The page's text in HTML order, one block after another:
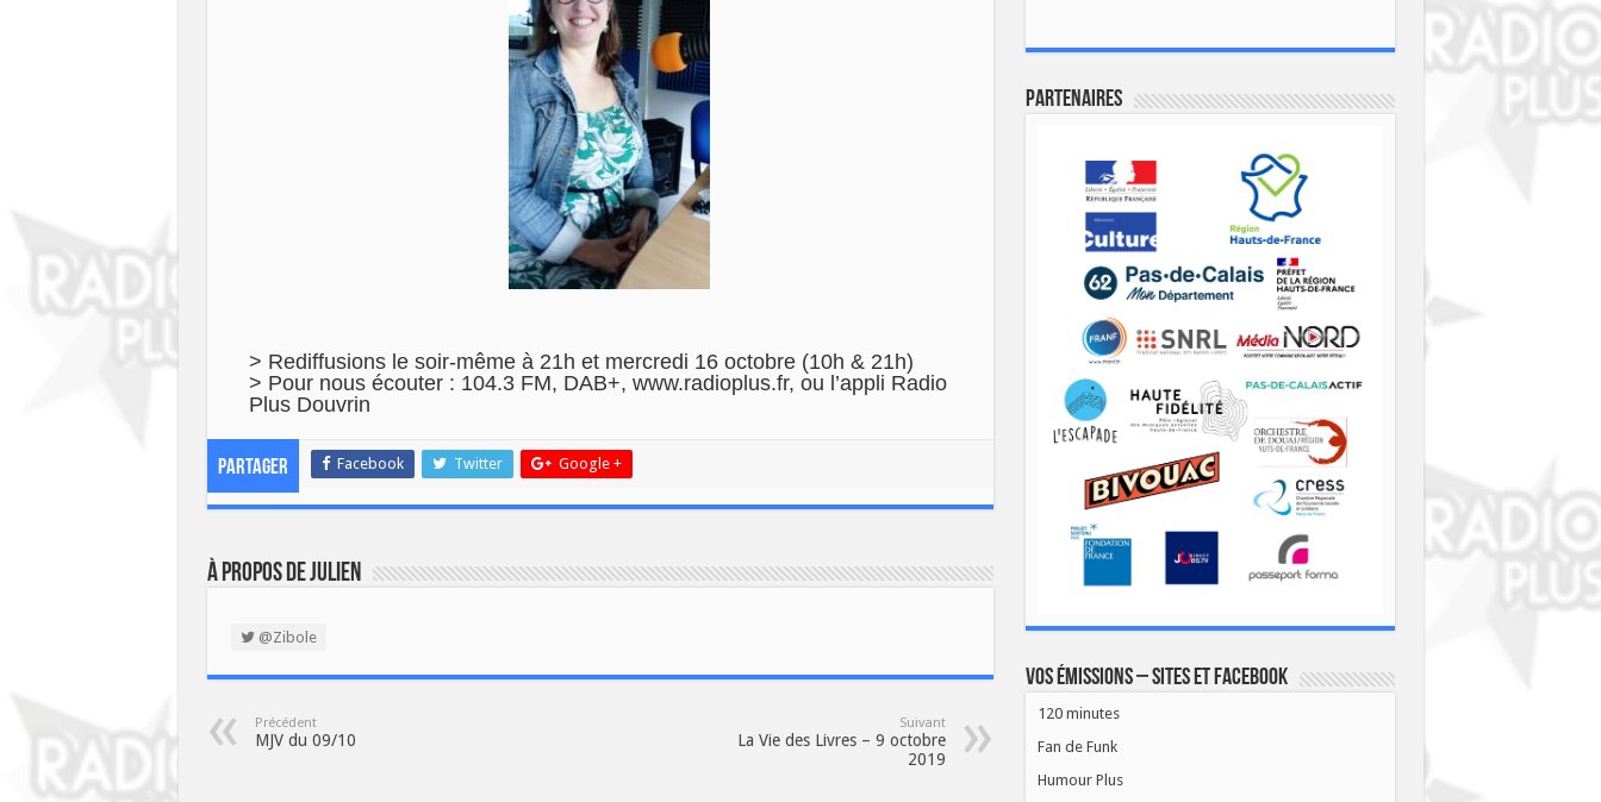
> Rediffusions le soir-même à 21h et mercredi 16 octobre (10h & 21h)
> Pour nous écouter : 104.3 FM, DAB+, www.radioplus.fr, ou l’appli Radio
Plus Douvrin
Partager Facebook Twitter Google +
À propos de Julien
@Zibole
Précédent
MJV du 09/10
Suivant
La Vie des Livres – 9 octobre
2019
Partenaires
Vos émissions – Sites et Facebook
120 minutes
Fan de Funk
Humour Plus